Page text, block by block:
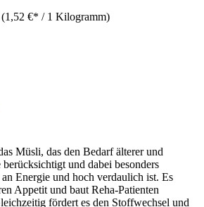
(1,52 €* / 1 Kilogramm)
Müsli, das den Bedarf älterer und
und dabei besonders
Energie und hoch verdaulich ist. Es
Appetit und baut Reha-Patienten
fördert es den Stoffwechsel und